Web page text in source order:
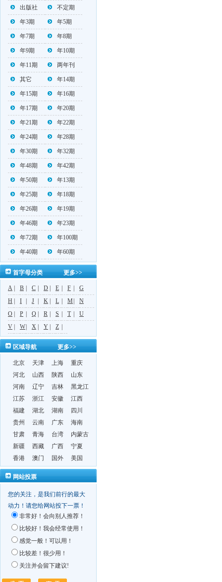
出版社 不定期
年3期 年5期
年7期 年8期
年9期 年10期
年11期 两年刊
其它 年14期
年15期 年16期
年17期 年20期
年21期 年22期
年24期 年28期
年30期 年32期
年48期 年42期
年50期 年13期
年25期 年18期
年26期 年19期
年46期 年23期
年72期 年100期
年40期 年60期
更多>>
首字母分类
A B C D E F
G
H
I J K L M
N
O
P Q R S T
U
V
W X Y Z
更多>>
区域导航
北京 天津 上海
重庆
河北
山西 陕西
山东
河南
辽宁 吉林
黑龙江
江苏
浙江 安徽
江西
福建
湖北 湖南
四川
贵州
云南 广东
海南
甘肃
青海 台湾
内蒙古
新疆
西藏 广西
宁夏
香港
澳门 国外 美国
网站投票
您的关注，是我们前行的最大
动力！请您给网站投下一票！
非常好！会向别人推荐！
比较好！我会经常使用！
感觉一般！可以用！
比较差！很少用！
关注并会留下建议!